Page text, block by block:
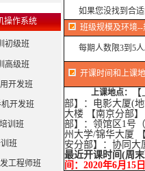
操作系统
初级班
高级班
开发班
开发班
训班
班
工程师班
如果您没找到合
班级规模及环境--
每期人数限3到5人
开课时间和上课
上课地点：
部】：电影大厦(
大楼 【南京分部
部】：领馆区1号
州大学/锦华大厦
安分部】：协同大
最近开课时间(周
间：2020年6月15日